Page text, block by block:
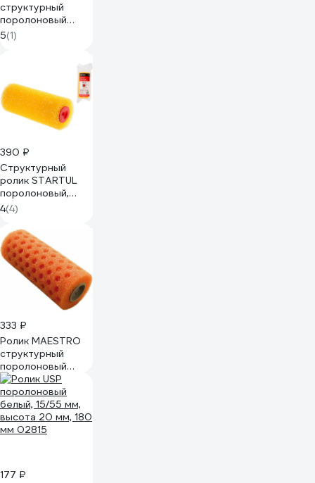
структурный
поролоновый
STARTUL PROFI
180 мм, под ручку
5(1)
390 ₽
Структурный
ролик STARTUL
поролоновый,
крупнопористый,
180 мм ST0218-18
4(4)
333 ₽
Ролик MAESTRO
структурный
поролоновый
"Горошек" 02877
177 ₽